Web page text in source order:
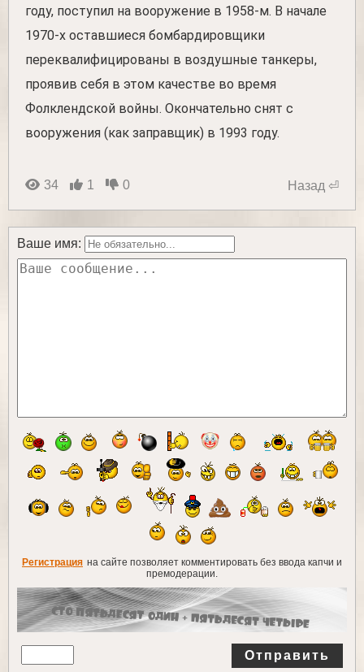
году, поступил на вооружение в 1958-м. В начале
1970-х оставшиеся бомбардировщики
переквалифицированы в воздушные танкеры,
проявив себя в этом качестве во время
Фолклендской войны. Окончательно снят с
вооружения (как заправщик) в 1993 году.
34 1 0 Назад ⏎
Ваше имя:
Регистрация на сайте позволяет комментировать без ввода капчи и
премодерации.
Отправить